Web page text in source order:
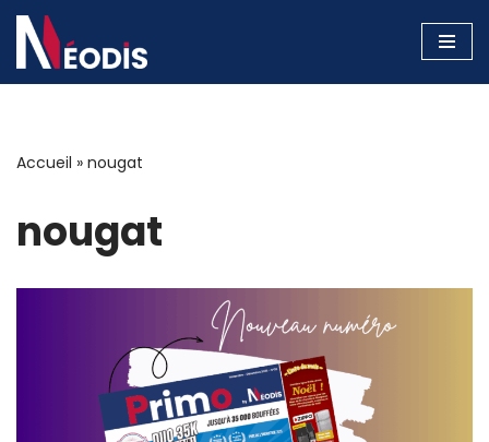
Aller
au
Accueil » nougat
nougat